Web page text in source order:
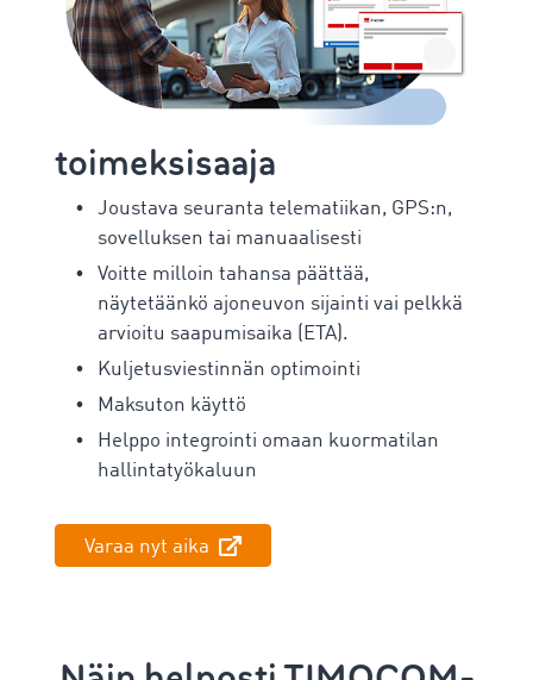
toimeksisaaja
Joustava seuranta telematiikan, GPS:n,
sovelluksen tai manuaalisesti
Voitte milloin tahansa päättää,
näytetäänkö ajoneuvon sijainti vai pelkkä
arvioitu saapumisaika (ETA).
Kuljetusviestinnän optimointi
Maksuton käyttö
Helppo integrointi omaan kuormatilan
hallintatyökaluun
Varaa nyt aika